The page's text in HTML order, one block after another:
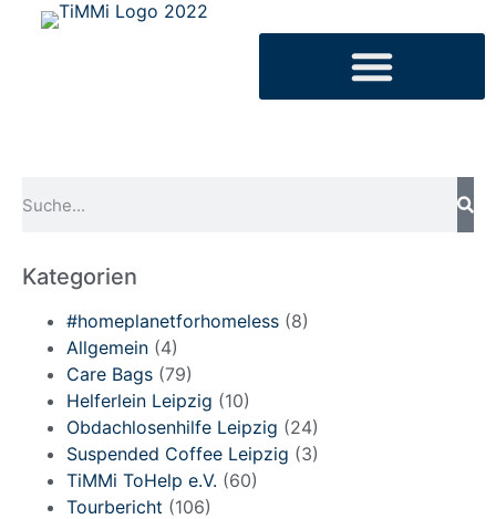
Kategorien
#homeplanetforhomeless (8)
Allgemein (4)
Care Bags (79)
Helferlein Leipzig (10)
Obdachlosenhilfe Leipzig (24)
Suspended Coffee Leipzig (3)
TiMMi ToHelp e.V. (60)
Tourbericht (106)